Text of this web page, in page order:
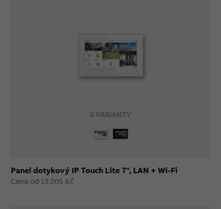
2 VARIANTY
Panel dotykový IP Touch Lite 7", LAN + Wi-Fi
Cena od 13 205 Kč